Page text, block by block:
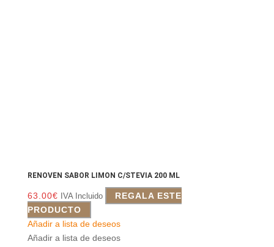
RENOVEN SABOR LIMON C/STEVIA 200 ML
63.00€ IVA Incluido
REGALA ESTE
PRODUCTO
Añadir a lista de deseos
Añadir a lista de deseos